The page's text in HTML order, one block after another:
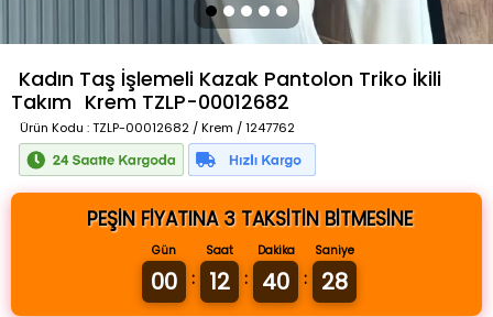
Kadın Taş İşlemeli Kazak Pantolon Triko İkili
Takım Krem TZLP-00012682
Ürün Kodu : TZLP-00012682 / Krem / 1247762
PEŞİN FİYATINA 3 TAKSİTİN BİTMESİNE
Gün
00 :
Saat
12 :
Dakika
40 :
Saniye
28